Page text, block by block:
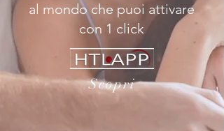
al mondo che puoi attivare
con 1 click
Scopri